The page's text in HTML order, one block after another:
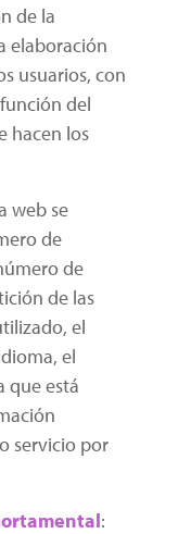
de la
elaboración
usuarios, con
del
hacen los
web se
de
de
de las
el
el
que está
servicio por
: